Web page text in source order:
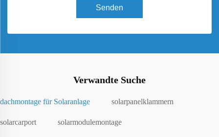
Senden
Verwandte Suche
dachmontage für Solaranlage solarpanelklammern
solarcarport solarmodulemontage